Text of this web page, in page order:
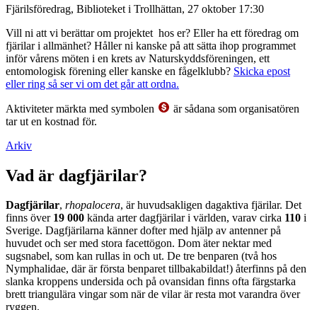
Fjärilsföredrag, Biblioteket i Trollhättan, 27 oktober 17:30
Vill ni att vi berättar om projektet hos er? Eller ha ett föredrag om
fjärilar i allmänhet? Håller ni kanske på att sätta ihop programmet
inför vårens möten i en krets av Naturskyddsföreningen, ett
entomologisk förening eller kanske en fågelklubb? Skicka epost
eller ring så ser vi om det går att ordna.
Aktiviteter märkta med symbolen
är sådana som organisatören
tar ut en kostnad för.
Arkiv
Vad är dagfjärilar?
Dagfjärilar, rhopalocera, är huvudsakligen dagaktiva fjärilar. Det
finns över 19 000 kända arter dagfjärilar i världen, varav cirka 110 i
Sverige. Dagfjärilarna känner dofter med hjälp av antenner på
huvudet och ser med stora facettögon. Dom äter nektar med
sugsnabel, som kan rullas in och ut. De tre benparen (två hos
Nymphalidae, där är första benparet tillbakabildat!) återfinns på den
slanka kroppens undersida och på ovansidan finns ofta färgstarka
brett triangulära vingar som när de vilar är resta mot varandra över
ryggen.